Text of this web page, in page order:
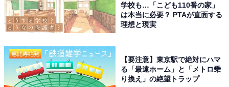
学校も…「こども110番の家」
は本当に必要？ PTAが直面する
理想と現実
【要注意】東京駅で絶対にハマ
る「最遠ホーム」と「メトロ乗
り換え」の絶望トラップ